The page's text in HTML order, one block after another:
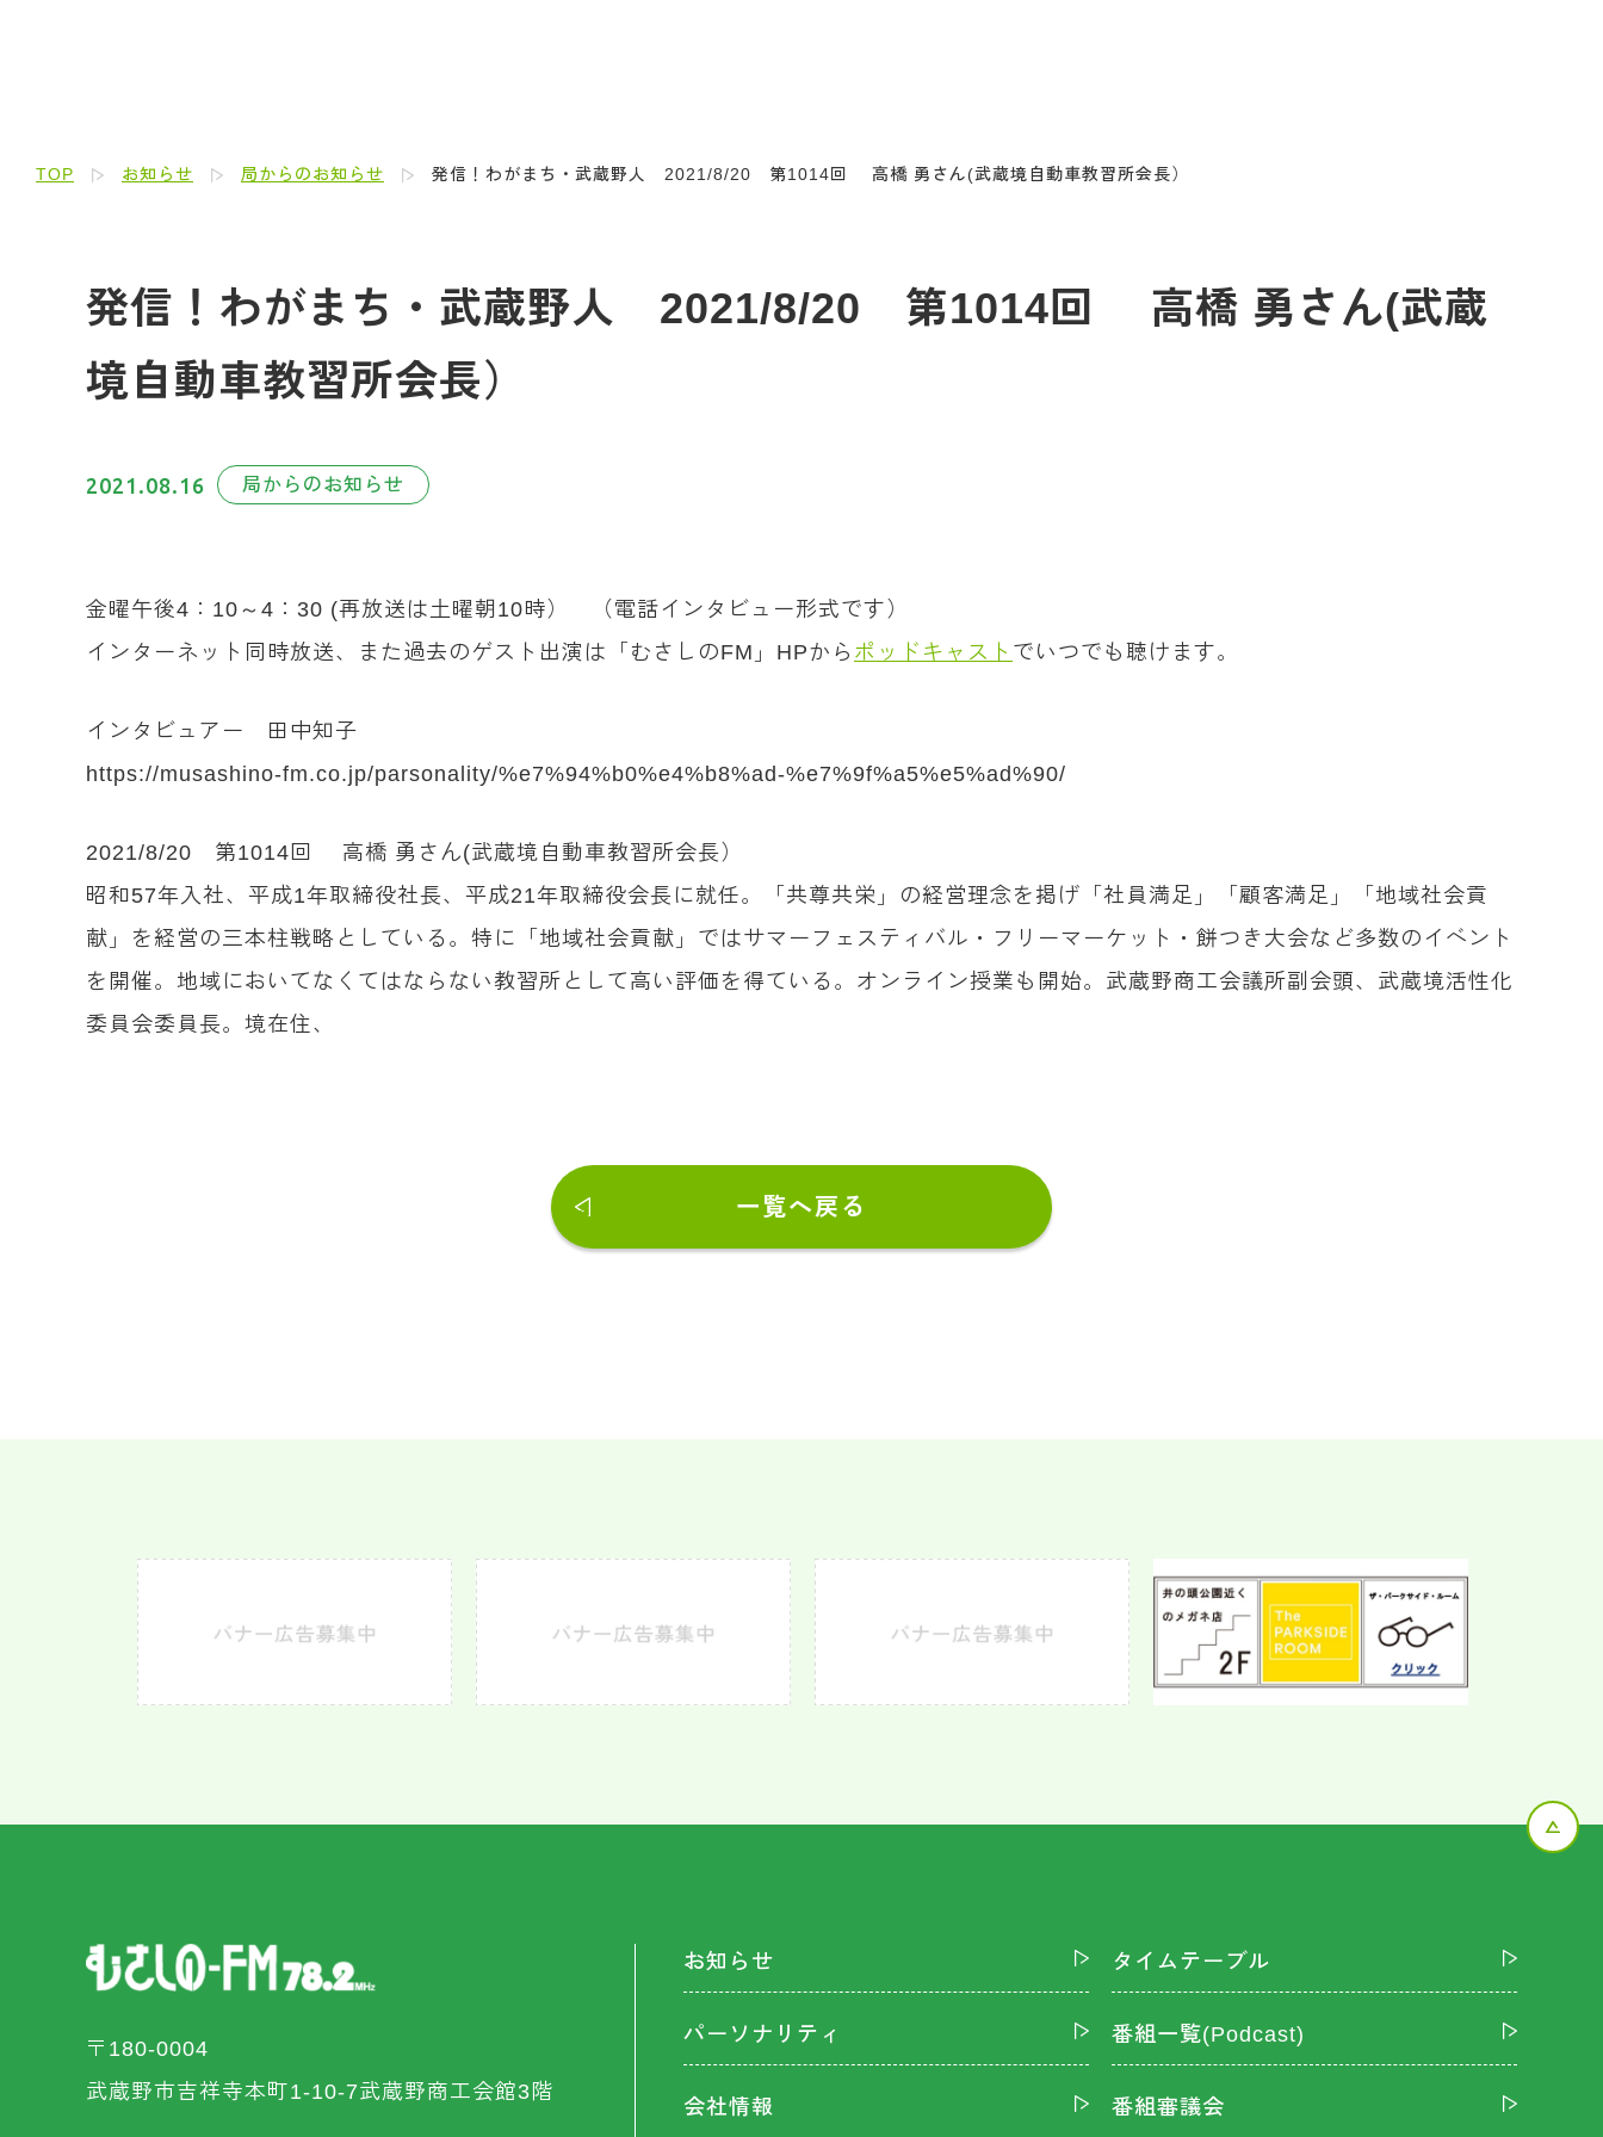
TOP お知らせ 局からのお知らせ 発信！わがまち・武蔵野人 2021/8/20 第1014回 高橋 勇さん(武蔵境自動車教習所会長）
発信！わがまち・武蔵野人 2021/8/20 第1014回 高橋 勇さん(武蔵
境自動車教習所会長）
2021.08.16 局からのお知らせ
金曜午後4：10～4：30 (再放送は土曜朝10時） （電話インタビュー形式です）
インターネット同時放送、また過去のゲスト出演は「むさしのFM」HPから ポッドキャスト でいつでも聴けます。
インタビュアー 田中知子
https://musashino-fm.co.jp/parsonality/%e7%94%b0%e4%b8%ad-%e7%9f%a5%e5%ad%90/
2021/8/20 第1014回 高橋 勇さん(武蔵境自動車教習所会長）
昭和57年入社、平成1年取締役社長、平成21年取締役会長に就任。「共尊共栄」の経営理念を掲げ「社員満足」「顧客満足」「地域社会貢
献」を経営の三本柱戦略としている。特に「地域社会貢献」ではサマーフェスティバル・フリーマーケット・餅つき大会など多数のイベント
を開催。地域においてなくてはならない教習所として高い評価を得ている。オンライン授業も開始。武蔵野商工会議所副会頭、武蔵境活性化
委員会委員長。境在住、
一覧へ戻る
〒180-0004
武蔵野市吉祥寺本町1-10-7武蔵野商工会館3階
お知らせ タイムテーブル
パーソナリティ 番組一覧(Podcast)
会社情報 番組審議会